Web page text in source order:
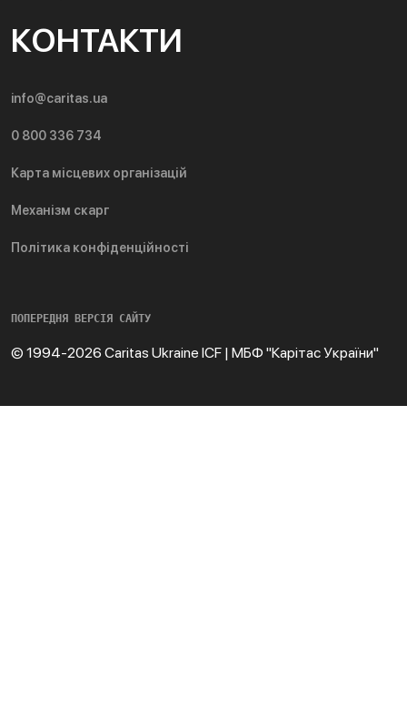
КОНТАКТИ
info@caritas.ua
0 800 336 734
Карта місцевих організацій
Механізм скарг
Політика конфіденційності
ПОПЕРЕДНЯ ВЕРСІЯ САЙТУ
© 1994-2026 Caritas Ukraine ICF | МБФ "Карітас України"